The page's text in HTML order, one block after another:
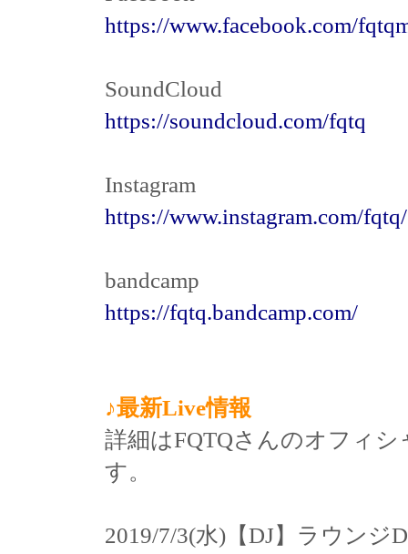
https://www.facebook.com/
SoundCloud
https://soundcloud.com/fqtq
Instagram
https://www.instagram.com/fqtq/
bandcamp
https://fqtq.bandcamp.com/
♪最新Live情報
詳細はFQTQさんのオフィ
す。
2019/7/3(水)【DJ】ラウンジ